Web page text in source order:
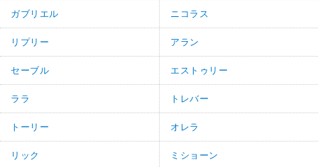
ガブリエル ニコラス
リプリー アラン
セーブル エストゥリー
ララ トレバー
トーリー オレラ
リック ミショーン